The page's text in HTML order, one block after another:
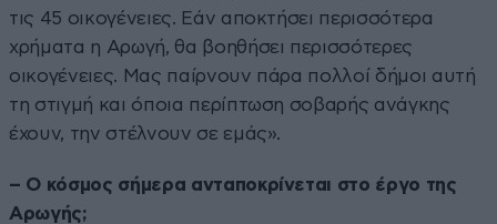
τις 45 οικογένειες. Εάν αποκτήσει περισσότερα
χρήματα η Αρωγή, θα βοηθήσει περισσότερες
οικογένειες. Μας παίρνουν πάρα πολλοί δήμοι αυτή
τη στιγμή και όποια περίπτωση σοβαρής ανάγκης
έχουν, την στέλνουν σε εμάς».
– Ο κόσμος σήμερα ανταποκρίνεται στο έργο της
Αρωγής;